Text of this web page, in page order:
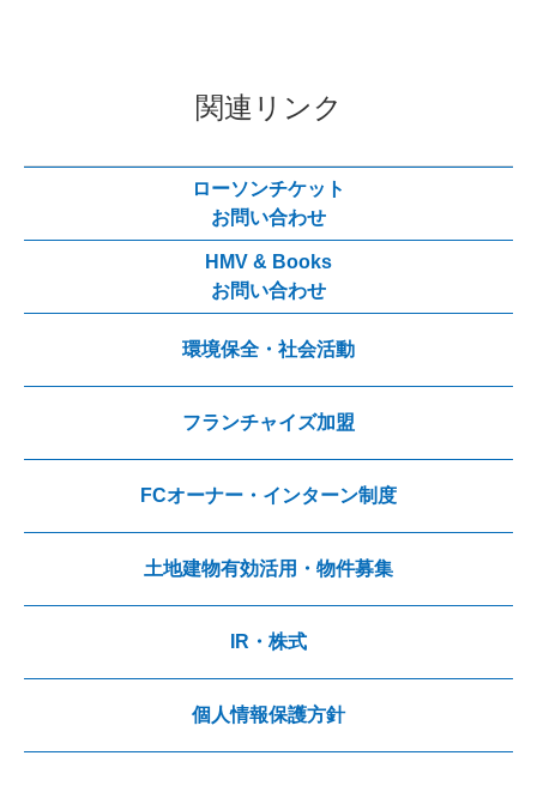
関連リンク
ローソンチケット
お問い合わせ
HMV & Books
お問い合わせ
環境保全・社会活動
フランチャイズ加盟
FCオーナー・インターン制度
土地建物有効活用・物件募集
IR・株式
個人情報保護方針